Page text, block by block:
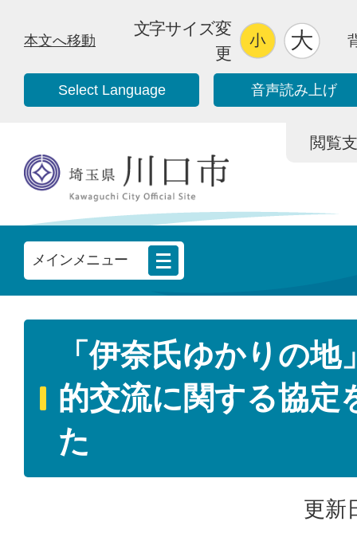
本文へ移動
文字サイズ変
更
Select Language 音声読み上げ
閲覧
メインメニュー
「伊奈氏ゆかりの
的交流に関する協定
た
更新